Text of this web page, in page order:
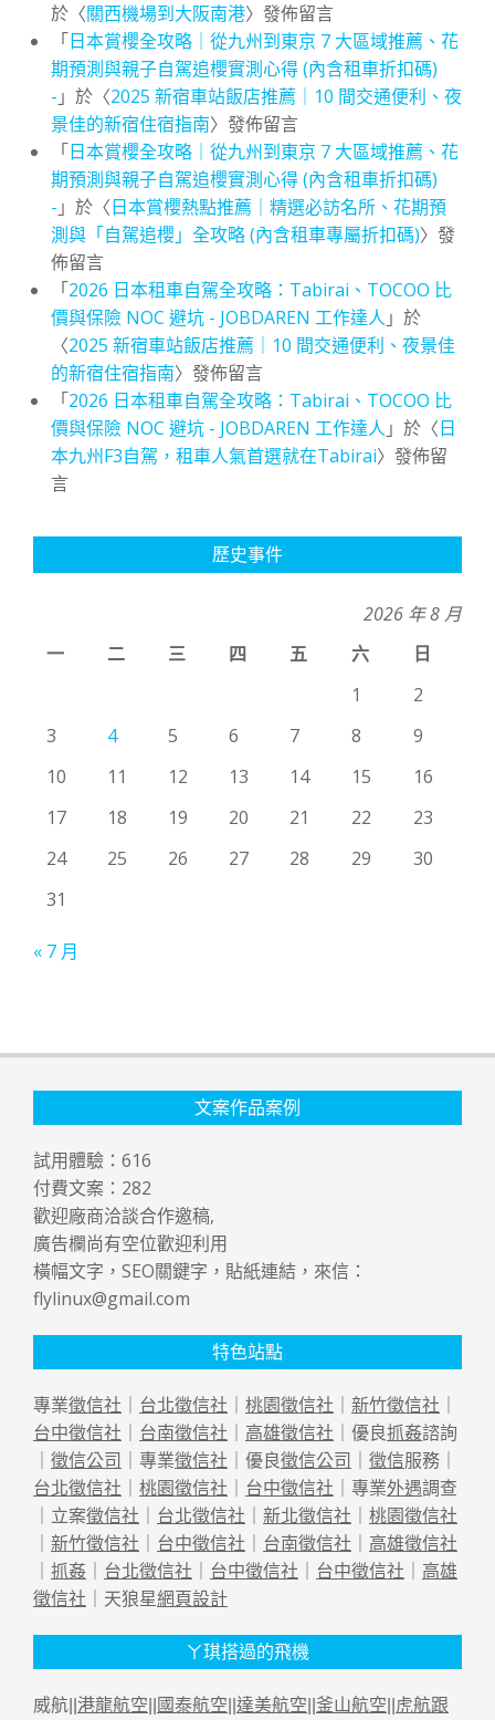
於〈關西機場到大阪南港〉發佈留言
「日本賞櫻全攻略｜從九州到東京 7 大區域推薦、花
期預測與親子自駕追櫻實測心得 (內含租車折扣碼)
- 」於〈2025 新宿車站飯店推薦｜10 間交通便利、夜
景佳的新宿住宿指南〉發佈留言
「日本賞櫻全攻略｜從九州到東京 7 大區域推薦、花
期預測與親子自駕追櫻實測心得 (內含租車折扣碼)
- 」於〈日本賞櫻熱點推薦｜精選必訪名所、花期預
測與「自駕追櫻」全攻略 (內含租車專屬折扣碼)〉發
佈留言
「2026 日本租車自駕全攻略：Tabirai、TOCOO 比
價與保險 NOC 避坑 - JOBDAREN 工作達人 」於
〈2025 新宿車站飯店推薦｜10 間交通便利、夜景佳
的新宿住宿指南〉發佈留言
「2026 日本租車自駕全攻略：Tabirai、TOCOO 比
價與保險 NOC 避坑 - JOBDAREN 工作達人 」於〈日
本九州F3自駕，租車人氣首選就在Tabirai〉發佈留
言
歷史事件
2026 年 8 月
一
二 三 四 五 六
日
1
2
3
4 5 6 7 8
9
10
11 12 13 14 15
16
17
18 19 20 21 22
23
24
25 26 27 28 29
30
31
« 7 月
文案作品案例
試用體驗： 616
付費文案： 282
歡迎廠商洽談合作邀稿,
廣告欄尚有空位歡迎利用
橫幅文字，SEO關鍵字，貼紙連結，來信：
flylinux@gmail.com
特色站點
專業徵信社 ｜ 台北徵信社 ｜ 桃園徵信社 ｜ 新竹徵信社 ｜
台中徵信社 ｜ 台南徵信社 ｜ 高雄徵信社 ｜優良抓姦諮詢
｜ 徵信公司 ｜專業徵信社 ｜優良徵信公司 ｜ 徵信服務｜
台北徵信社 ｜ 桃園徵信社 ｜ 台中徵信社 ｜專業外遇調查
｜立案徵信社 ｜ 台北徵信社 ｜ 新北徵信社 ｜ 桃園徵信社
｜ 新竹徵信社 ｜ 台中徵信社 ｜ 台南徵信社 ｜ 高雄徵信社
｜ 抓姦 ｜ 台北徵信社 ｜ 台中徵信社 ｜ 台中徵信社 ｜ 高雄
徵信社 ｜天狼星網頁設計
ㄚ琪搭過的飛機
威航|| 港龍航空 國泰航空 達美航空 釜山航空 虎航跟